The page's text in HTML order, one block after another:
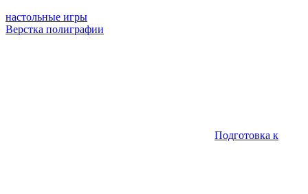
настольные игры
Верстка полиграфии
Подготовка к